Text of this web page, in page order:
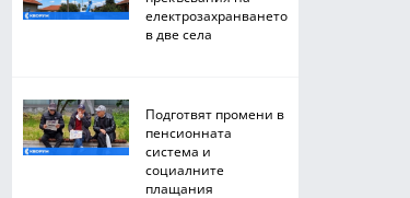
електрозахранването
в две села
Подготвят промени в
пенсионната
система и
социалните
плащания